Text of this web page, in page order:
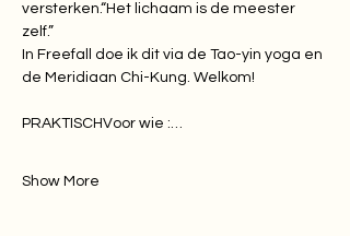
versterken.“Het lichaam is de meester
zelf.”
​In Freefall doe ik dit via de Tao-yin yoga en
de Meridiaan Chi-Kung. Welkom!
PRAKTISCHVoor wie :…
Show More